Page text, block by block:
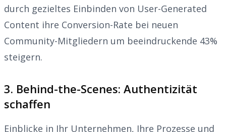
durch gezieltes Einbinden von User-Generated
Content ihre Conversion-Rate bei neuen
Community-Mitgliedern um beeindruckende 43%
steigern.
3. Behind-the-Scenes: Authentizität
schaffen
Einblicke in Ihr Unternehmen, Ihre Prozesse und